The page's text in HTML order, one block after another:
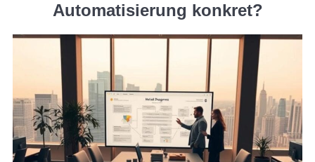
Automatisierung konkret?